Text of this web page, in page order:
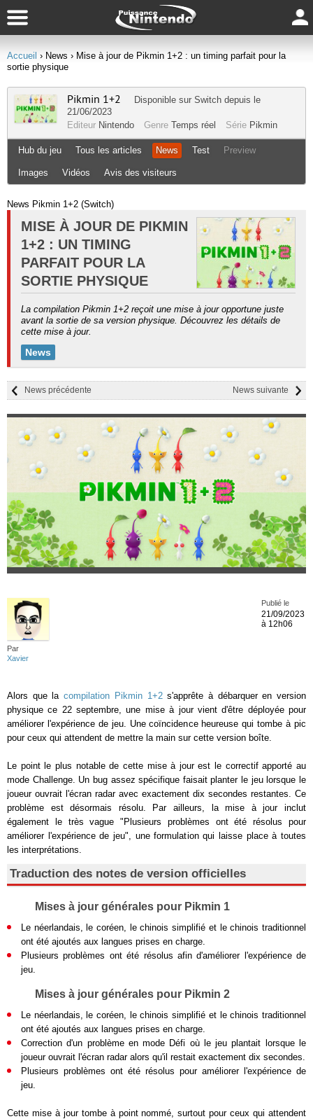
Accueil › News › Mise à jour de Pikmin 1+2 : un timing parfait pour la
sortie physique
Pikmin 1+2 Disponible sur Switch depuis le
21/06/2023
Editeur Nintendo Genre Temps réel Série Pikmin
Hub du jeu Tous les articles News Test Preview
Images Vidéos Avis des visiteurs
News Pikmin 1+2 (Switch)
MISE À JOUR DE PIKMIN
1+2 : UN TIMING
PARFAIT POUR LA
SORTIE PHYSIQUE
La compilation Pikmin 1+2 reçoit une mise à jour opportune juste
avant la sortie de sa version physique. Découvrez les détails de
cette mise à jour.
News
News suivante
News précédente
Par
Xavier
Publié le
21/09/2023
à 12h06
Alors que lacompilation Pikmin 1+2s'apprête à débarquer en version
physique ce 22 septembre, une mise à jour vient d'être déployée pour
améliorer l'expérience de jeu. Une coïncidence heureuse qui tombe à pic
pour ceux qui attendent de mettre la main sur cette version boîte.
Le point le plus notable de cette mise à jour est le correctif apporté au
mode Challenge. Un bug assez spécifique faisait planter le jeu lorsque le
joueur ouvrait l'écran radar avec exactement dix secondes restantes. Ce
problème est désormais résolu. Par ailleurs, la mise à jour inclut
également le très vague "Plusieurs problèmes ont été résolus pour
améliorer l'expérience de jeu", une formulation qui laisse place à toutes
les interprétations.
Traduction des notes de version officielles
Mises à jour générales pour Pikmin 1
Le néerlandais, le coréen, le chinois simplifié et le chinois traditionnel
ont été ajoutés aux langues prises en charge.
Plusieurs problèmes ont été résolus afin d'améliorer l'expérience de
jeu.
Mises à jour générales pour Pikmin 2
Le néerlandais, le coréen, le chinois simplifié et le chinois traditionnel
ont été ajoutés aux langues prises en charge.
Correction d'un problème en mode Défi où le jeu plantait lorsque le
joueur ouvrait l'écran radar alors qu'il restait exactement dix secondes.
Plusieurs problèmes ont été résolus pour améliorer l'expérience de
jeu.
Cette mise à jour tombe à point nommé, surtout pour ceux qui attendent